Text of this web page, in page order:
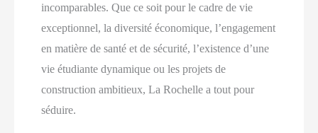
incomparables. Que ce soit pour le cadre de vie
exceptionnel, la diversité économique, l’engagement
en matière de santé et de sécurité, l’existence d’une
vie étudiante dynamique ou les projets de
construction ambitieux, La Rochelle a tout pour
séduire.